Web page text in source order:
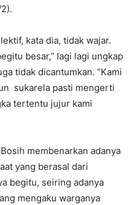
kata dia, tidak wajar.
besar,” lagi lagi ungkap
tidak dicantumkan. “Kami
sukarela pasti mengerti
tertentu jujur kami
membenarkan adanya
yang berasal dari
begitu, seiring adanya
mengaku warganya